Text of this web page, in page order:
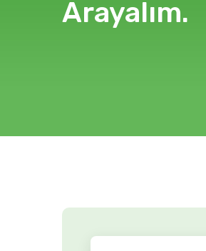
Arayalım.